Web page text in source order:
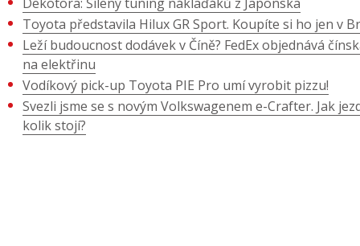
Toyota představila Hilux GR Sport. Koupíte si ho jen v
Leží budoucnost dodávek v Číně? FedEx objednává
na elektřinu
Vodíkový pick-up Toyota PIE Pro umí vyrobit pizzu!
Svezli jsme se s novým Volkswagenem e-Crafter. Jak
kolik stojí?